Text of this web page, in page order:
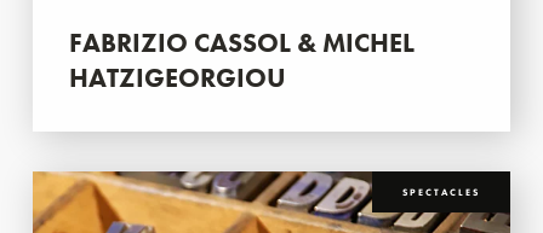
FABRIZIO CASSOL & MICHEL
HATZIGEORGIOU
SPECTACLES